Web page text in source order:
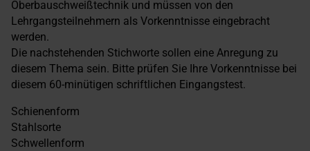
Oberbauschweißtechnik und müssen von den
Lehrgangsteilnehmern als Vorkenntnisse eingebracht
werden.
Die nachstehenden Stichworte sollen eine Anregung zu
diesem Thema sein. Bitte prüfen Sie Ihre Vorkenntnisse bei
diesem 60-minütigen schriftlichen Eingangstest.
Schienenform
Stahlsorte
Schwellenform